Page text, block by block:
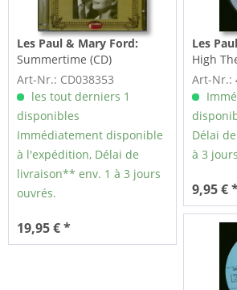
Les Paul & Mary Ford:
Summertime (CD)
Art-Nr.: CD038353
les tout derniers 1
disponibles
Immédiatement disponible
à l'expédition, Délai de
livraison** env. 1 à 3 jours
ouvrés.
19,95 € *
Les
High
Dios
Art-Nr.:
Délai
à 3
9,95 €